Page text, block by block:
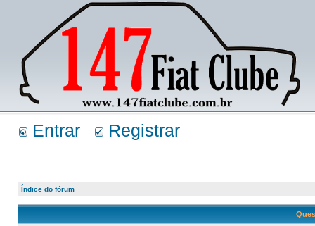
Entrar Registrar
Índice do fórum